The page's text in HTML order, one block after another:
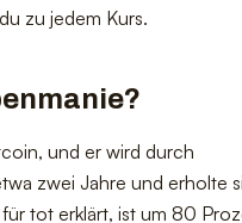
zu jedem Kurs.
und er wird durch
zwei Jahre und erholte
tot erklärt, ist um 80